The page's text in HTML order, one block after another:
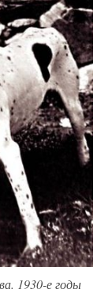
1930-е годы